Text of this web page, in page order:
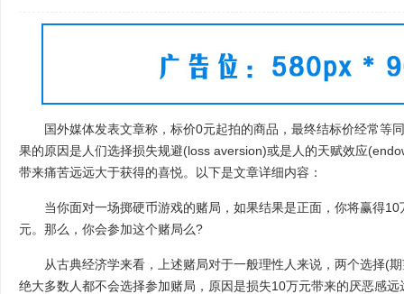
国外媒体发表文章称，标价0元起拍的商品，最终结标价经常等
果的原因是人们选择损失规避(loss aversion)或是人的天赋效应
带来痛苦远远大于获得的喜悦。以下是文章详细内容：
当你面对一场掷硬币游戏的赌局，如果结果是正面，你将赢得10
元。那么，你会参加这个赌局么?
从古典经济学来看，上述赌局对于一般理性人来说，两个选择(期
绝大多数人都不会选择参加赌局，原因是损失10万元带来的厌恶感